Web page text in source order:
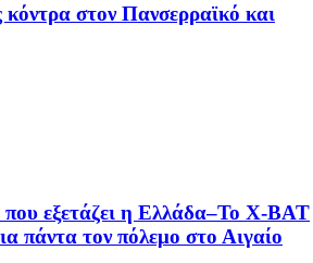
στον Πανσερραϊκό και
εξετάζει η Ελλάδα–Το X-BAT
πάντα τον πόλεμο στο Αιγαίο